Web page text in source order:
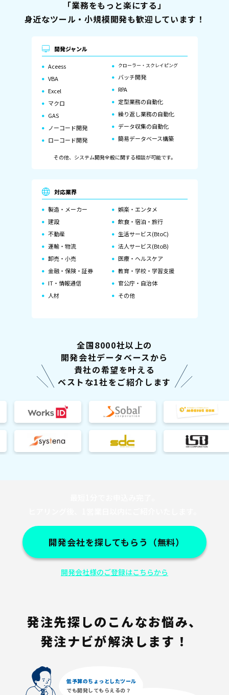
「業務をもっと楽にする」
身近なツール・小規模開発も歓迎しています！
開発ジャンル
Aceess
VBA
Excel
マクロ
GAS
ノーコード開発
ローコード開発
クローラー・スクレイピング
バッチ開発
RPA
定型業務の自動化
繰り返し業務の自動化
データ収集の自動化
簡易データベース構築
その他、システム開発全般に関する相談が可能です。
対応業界
製造・メーカー
建設
不動産
運輸・物流
卸売・小売
金融・保険・証券
IT・情報通信
人材
娯楽・エンタメ
飲食・宿泊・旅行
生活サービス(BtoC)
法人サービス(BtoB)
医療・ヘルスケア
教育・学校・学習支援
官公庁・自治体
その他
全国8000社以上の
開発会社データベースから
貴社の希望を叶える
ベストな1社をご紹介します
開発会社を探してもらう（無料）
開発会社様のご登録はこちらから
発注先探しのこんなお悩み、
発注ナビが解決します！
低予算のちょっとしたツール
でも開発してもらえるの？